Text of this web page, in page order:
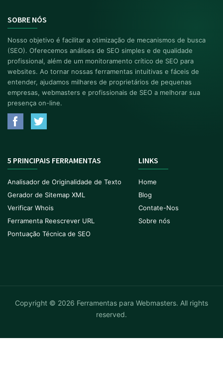
SOBRE NÓS
Nosso objetivo é facilitar a otimização de mecanismos de busca
(SEO). Oferecemos análises de SEO simples e de qualidade
profissional, além de um monitoramento crítico de SEO para
websites. Ao tornar nossas ferramentas intuitivas e fáceis de
entender, ajudamos milhares de proprietários de pequenas
empresas, webmasters e profissionais de SEO a melhorar sua
presença on-line.
5 PRINCIPAIS FERRAMENTAS
Analisador de Originalidade de Texto
Gerador de Sitemap XML
Verificar Whois
Ferramenta Reescrever URL
Pontuação Técnica de SEO
LINKS
Home
Blog
Contate-Nos
Sobre nós
Copyright © 2026 Ferramentas para Webmasters. All rights
reserved.